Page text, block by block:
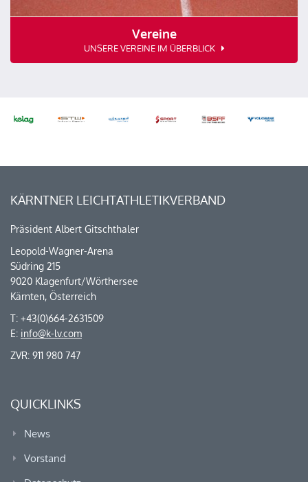
Vereine
UNSERE VEREINE IM ÜBERBLICK
KÄRNTNER LEICHTATHLETIKVERBAND
Präsident Albert Gitschthaler
Leopold-Wagner-Arena
Südring 215
9020 Klagenfurt/Wörthersee
Kärnten, Österreich
T: +43(0)664-2631509
E: info@k-lv.com
ZVR: 911 980 747
QUICKLINKS
News
Vorstand